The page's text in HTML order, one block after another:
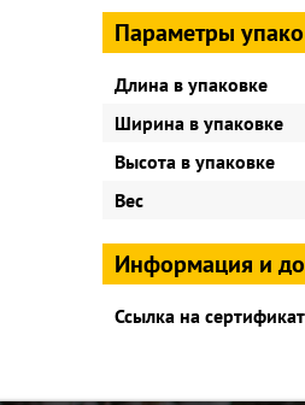
Параметры
Длина в упаковке
Ширина в упаковке
Высота в упаковке
Вес
Информация и
Ссылка на сертификат